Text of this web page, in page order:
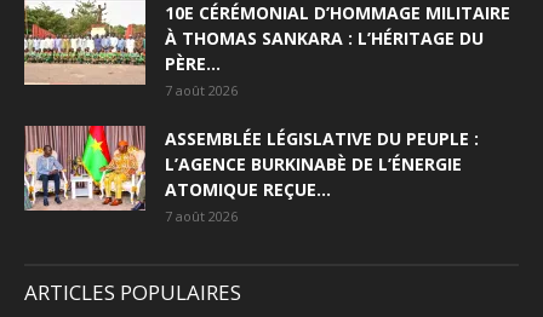
10E CÉRÉMONIAL D’HOMMAGE MILITAIRE
À THOMAS SANKARA : L’HÉRITAGE DU
PÈRE...
7 août 2026
ASSEMBLÉE LÉGISLATIVE DU PEUPLE :
L’AGENCE BURKINABÈ DE L’ÉNERGIE
ATOMIQUE REÇUE...
7 août 2026
ARTICLES POPULAIRES